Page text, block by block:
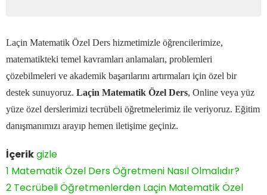
Laçin Matematik Özel Ders hizmetimizle öğrencilerimize,
matematikteki temel kavramları anlamaları, problemleri
çözebilmeleri ve akademik başarılarını artırmaları için özel bir
destek sunuyoruz. Laçin Matematik Özel Ders, Online veya yüz
yüze özel derslerimizi tecrübeli öğretmelerimiz ile veriyoruz. Eğitim
danışmanımızı arayıp hemen iletişime geçiniz.
İçerikgizle
1 Matematik Özel Ders Öğretmeni Nasıl Olmalıdır?
2 Tecrübeli Öğretmenlerden Laçin Matematik Özel